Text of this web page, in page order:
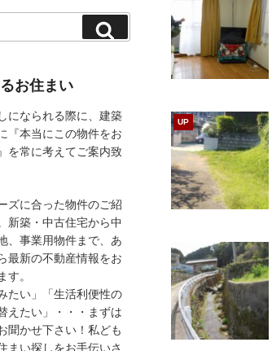
お住まい
になられる際に、建築
『本当にこの物件をお
を常に考えてご案内致
ズに合った物件のご紹
新築・中古住宅から中
、事業用物件まで、あ
最新の不動産情報をお
す。
たい」「生活利便性の
えたい」・・・まずは
聞かせ下さい！私ども
まい探しをお手伝いさ
UP